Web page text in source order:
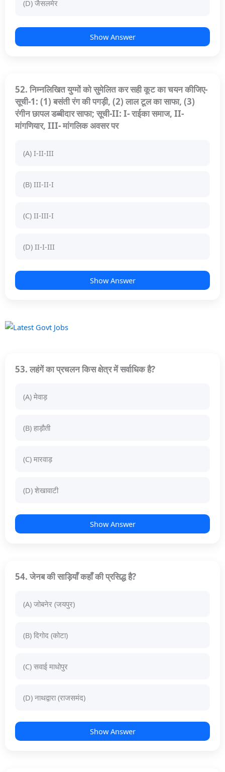
(D) जैसलमेर
Show Answer
52. निम्नलिखित युग्मों को सुमेलित कर सही कूट का चयन कीजिए-
सूची-1: (1) बसंती रंग की पगड़ी, (2) लाल टूल का साफा, (3)
रंगीन छापल डब्बीदार साफा; सूची-II: I- राईका समाज, II-
मांगणियार, III- मांगलिक अवसर पर
(A) I-II-III
(B) III-II-I
(C) II-III-I
(D) II-I-III
Show Answer
53. लहंगें का प्रचलन किस क्षेत्र में सर्वाधिक है?
(A) मेवाड़
(B) हाड़ौती
(C) मारवाड़
(D) शेखावाटी
Show Answer
54. जेनब की साड़ियाँ कहाँ की प्रसिद्ध है?
(A) जोबनेर (जयपुर)
(B) दिगोद (कोटा)
(C) सवाई माधोपुर
(D) नाथद्वारा (राजसमंद)
Show Answer